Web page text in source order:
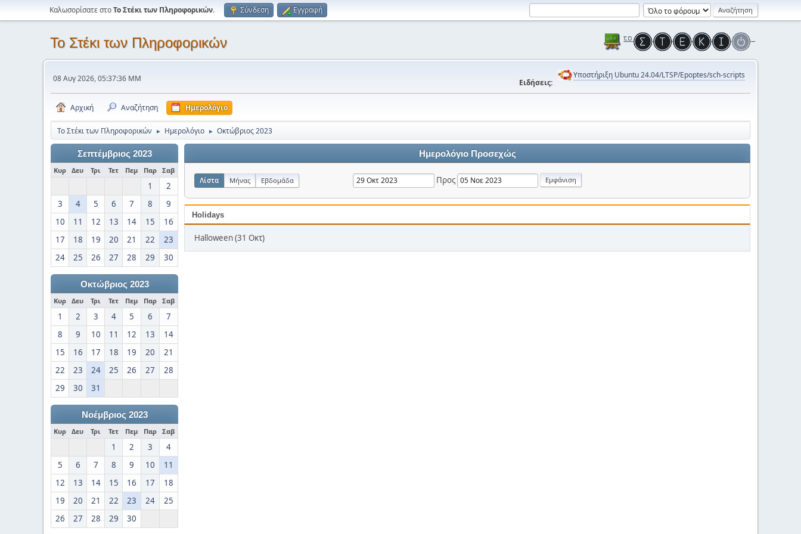
Καλωσορίσατε στοΤο Στέκι των Πληροφορικών. Σύνδεση Εγγραφή
Το Στέκι των Πληροφορικών
08 Αυγ 2026, 05:37:36 ΜΜ Ειδήσεις:
Υποστήριξη Ubuntu 24.04/LTSP/Epoptes/sch-scripts
Αρχική Αναζήτηση Ημερολόγιο
Το Στέκι των Πληροφορικών ► Ημερολόγιο ► Οκτώβριος 2023
Σεπτέμβριος 2023
Κυρ Δευ Τρι Τετ Πεμ Παρ Σαβ
1
2
3
4 5 6 7 8
9
10
11 12 13 14 15
16
17
18 19 20 21 22
23
24
25 26 27 28 29 30
Οκτώβριος 2023
Κυρ Δευ Τρι Τετ Πεμ Παρ Σαβ
1 2 3 4 5 6
7
8
9 10 11 12 13
14
15
16 17 18 19 20
21
22
23 24 25 26 27
28
29
30 31
Νοέμβριος 2023
Κυρ Δευ Τρι Τετ Πεμ Παρ Σαβ
1 2 3
4
5
6 7 8 9 10
11
12
13 14 15 16 17
18
19
20 21 22 23 24
25
26
27 28 29 30
Ημερολόγιο Προσεχώς
Λίστα Μήνας Εβδομάδα Προς
Holidays
Halloween (31 Οκτ)